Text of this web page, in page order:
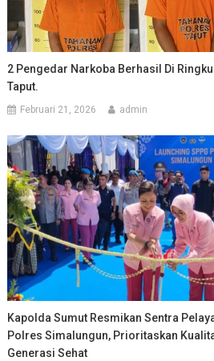
2 Pengedar Narkoba Berhasil Di
Taput.
Februari 21, 2026 admin
Kapolda Sumut Resmikan Sentra
Polres Simalungun, Prioritaskan
Generasi Sehat